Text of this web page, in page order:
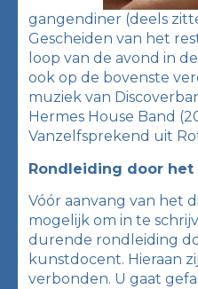
gangendiner (deels
Gescheiden van het
loop van de avond in
ook op de bovenste
muziek van
Hermes House Band
Vanzelfsprekend uit
Rondleiding door het
Vóór aanvang van het
mogelijk om in te
durende rondleiding
kunstdocent. Hieraan
verbonden. U gaat